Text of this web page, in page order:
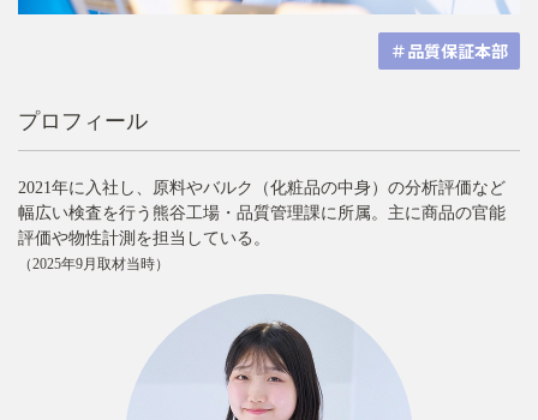
＃品質保証本部
プロフィール
2021年に入社し、原料やバルク（化粧品の中身）の分析評価など
幅広い検査を行う熊谷工場・品質管理課に所属。主に商品の官能
評価や物性計測を担当している。
（2025年9月取材当時）